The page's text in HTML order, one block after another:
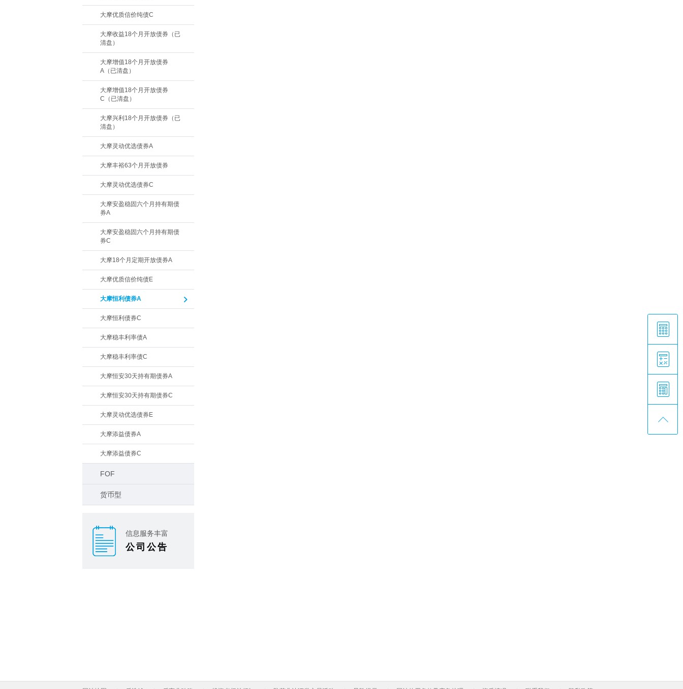
大摩优质信价纯债C
大摩收益18个月开放债券（已
清盘）
大摩增值18个月开放债券
A（已清盘）
大摩增值18个月开放债券
C（已清盘）
大摩兴利18个月开放债券（已
清盘）
大摩灵动优选债券A
大摩丰裕63个月开放债券
大摩灵动优选债券C
大摩安盈稳固六个月持有期债
券A
大摩安盈稳固六个月持有期债
券C
大摩18个月定期开放债券A
大摩优质信价纯债E
大摩恒利债券A
大摩恒利债券C
大摩稳丰利率债A
大摩稳丰利率债C
大摩恒安30天持有期债券A
大摩恒安30天持有期债券C
大摩灵动优选债券E
大摩添益债券A
大摩添益债券C
FOF
货币型
信息服务丰富
公司公告